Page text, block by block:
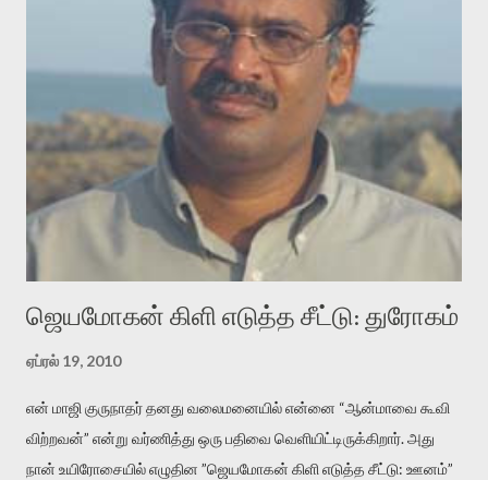
அதிகமாக்கும். கொல்லாது. ஒரு கனவை மீட்டெடுப்பதன் நோக்கம்
என்னவாக இருக்கும்? கவிதையின் அரூப இயக்கத்தை பொதுவயமாக
வடிக்க முயல்வதும் அதற்கே. கோயில் கருவறையின்
மென்வெளிச்சத்தில் நுண்பேசியின் படக்கருவியை இயக்கி சாத்தி
வைத்து விட்டு இயக்கத்தை அறிவோம். அறிதல் அபச்சாரமில்லை.
பயணப் படிமம் என்பது காக்னிடிவ் பொயடிக்ஸ் எனும் சமகால
விமர்சனத்தின் ஒரு முக்கிய கருவி. இக்கருவியை மனுஷ்யபுத்திரனின்
“காலை வணக்கங்கள்” எனும் ஒரு கவிதையில் சொருகப் போகிறோம்.
முதலில் கருவியை பழகுவோம். அன்றாட மொழியில் ஒன்று ம...
ஜெயமோகன் கிளி எடுத்த சீட்டு: துரோகம்
ஏப்ரல் 19, 2010
என் மாஜி குருநாதர் தனது வலைமனையில் என்னை “ஆன்மாவை கூவி
விற்றவன்” என்று வர்ணித்து ஒரு பதிவை வெளியிட்டிருக்கிறார். அது
நான் உயிரோசையில் எழுதின ”ஜெயமோகன் கிளி எடுத்த சீட்டு: ஊனம்”